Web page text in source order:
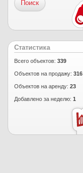
Статистика
Всего объектов: 339
Объектов на продажу: 316
Объектов на аренду: 23
Добавлено за неделю: 1